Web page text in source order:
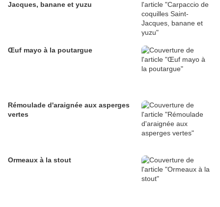
Jacques, banane et yuzu
Œuf mayo à la poutargue
Rémoulade d'araignée aux asperges
vertes
Ormeaux à la stout